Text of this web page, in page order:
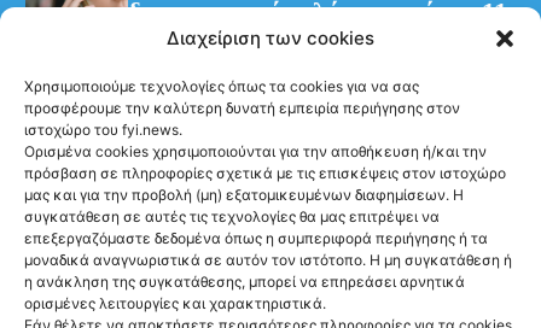
Διαχείριση των cookies
Χρησιμοποιούμε τεχνολογίες όπως τα cookies για να σας
προσφέρουμε την καλύτερη δυνατή εμπειρία περιήγησης στον
ιστοχώρο του fyi.news.
Ορισμένα cookies χρησιμοποιούνται για την αποθήκευση ή/και την
πρόσβαση σε πληροφορίες σχετικά με τις επισκέψεις στον ιστοχώρο
μας και για την προβολή (μη) εξατομικευμένων διαφημίσεων. Η
συγκατάθεση σε αυτές τις τεχνολογίες θα μας επιτρέψει να
επεξεργαζόμαστε δεδομένα όπως η συμπεριφορά περιήγησης ή τα
μοναδικά αναγνωριστικά σε αυτόν τον ιστότοπο. Η μη συγκατάθεση ή
η ανάκληση της συγκατάθεσης, μπορεί να επηρεάσει αρνητικά
ορισμένες λειτουργίες και χαρακτηριστικά.
NEWS
Αρχίζει η πρώτη
δίκη για τη
δολοφονία του
Tupac, 30 χρόνια
μετά
@fyinews team